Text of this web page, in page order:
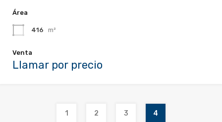
Área
416 m²
Venta
Llamar por precio
1 2 3 4